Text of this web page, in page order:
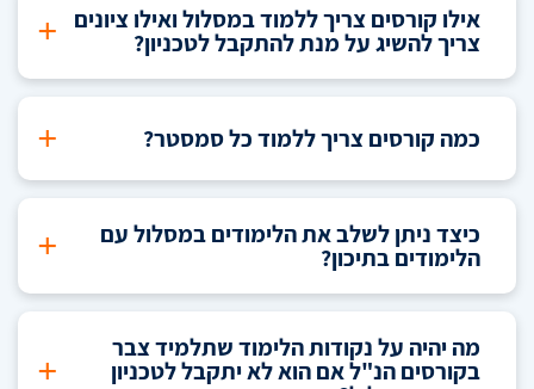
אילו קורסים צריך ללמוד במסלול ואילו ציונים
צריך להשיג על מנת להתקבל לטכניון? +
כמה קורסים צריך ללמוד כל סמסטר? +
כיצד ניתן לשלב את הלימודים במסלול עם
הלימודים בתיכון? +
מה יהיה על נקודות הלימוד שתלמיד צבר
בקורסים הנ"ל אם הוא לא יתקבל לטכניון +